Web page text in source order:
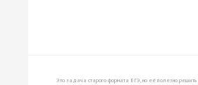
Это задача старого формата ЕГЭ, но её полезно решить